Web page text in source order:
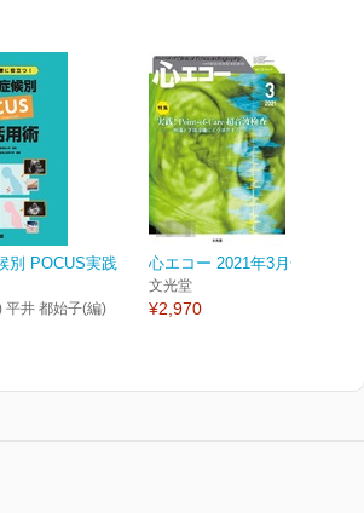
別 POCUS実践
平井 都始子(編)
心エコー 2021年3月号
文光堂
¥2,970